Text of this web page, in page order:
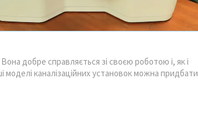
добре справляється зі своєю роботою і, як і
моделі каналізаційних установок можна придбати